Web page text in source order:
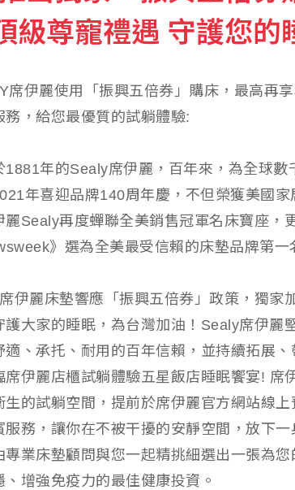
級尊寵禮遇 守護您的
席伊麗使用「振興五倍券」購床，最高再
務，給您最優質的試躺體驗:
1881年的Sealy席伊麗，百年來，為全球數
年喜迎品牌140周年慶，不但榮獲美國
麗Sealy再度蟬聯全美銷售冠軍名床寶座，
》選為全美最受信賴的床墊品牌第一
伊麗床墊響應「振興五倍券」政策，獨家
護大家的睡眠，為台灣加油！Sealy席伊麗
適、承托、耐用的百年信賴，並持續拓展
席伊麗店櫃試躺體驗五星飯店睡眠饗宴! 席
生的試躺空間，提前於席伊麗官方網站線
服務，讓你在不被干擾的安靜空間，放下
專業床墊顧問與您一起精挑細選出一張為
、增強免疫力的最佳健康投資。